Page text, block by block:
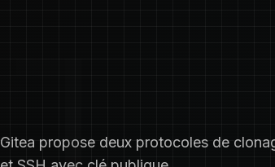
Gitea propose deux protocoles de